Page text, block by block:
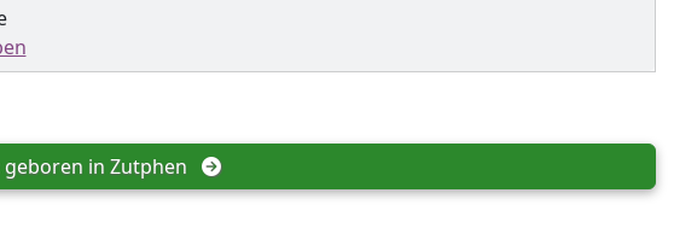
geboren in Zutphen